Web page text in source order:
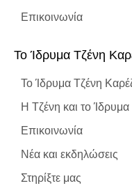
Επικοινωνία
To Ίδρυμα Τζένη
To Ίδρυμα Τζένη
Η Τζένη και το Ίδρυμα
Επικοινωνία
Νέα και εκδηλώσεις
Στηρίξτε μας